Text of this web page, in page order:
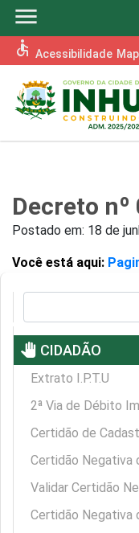
menu
accessible Acessibilidade
Decreto
Postado em: 18 de
Você está aqui:
pan_tool CIDADÃO
Extrato I.P.T.U
2ª Via de Débito
Certidão de
Certidão Negativa
Validar Certidão
Certidão Negativa